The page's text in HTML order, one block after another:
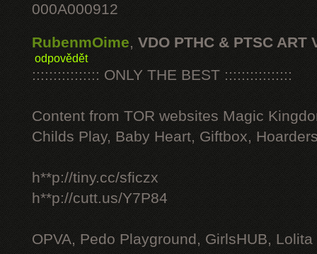
000A000912
RubenmOime, VDO PTHC & PTSC ART
odpovědět
:::::::::::::::: ONLY THE BEST ::::::::::::::::
Content from TOR websites Magic
Childs Play, Baby Heart, Giftbox,
h**p://tiny.cc/sficzx
h**p://cutt.us/Y7P84
OPVA, Pedo Playground, GirlsHUB, Lolita